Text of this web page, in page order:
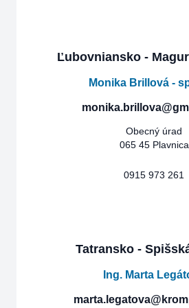
Ľubovniansko -
Monika Brillová -
Obecný úrad
065 45 Plavnica
0915 973 261
Tatransko -
Ing. Marta